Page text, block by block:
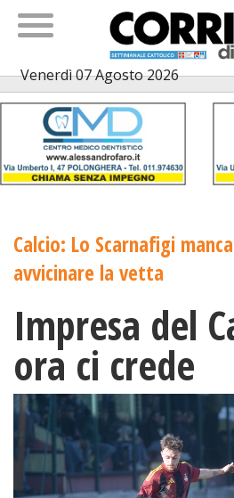
Venerdì 07 Agosto 2026
Calcio: Lo Scarnafigi
avvicinare la vetta
Impresa del
ora ci crede